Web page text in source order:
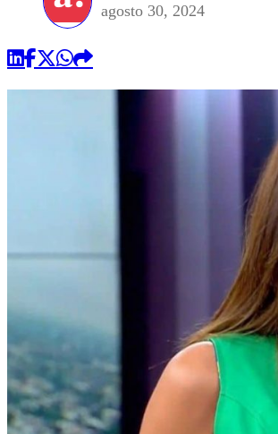
agosto 30, 2024